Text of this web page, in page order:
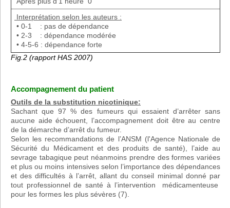
Interprétation selon les auteurs :
• 0-1 : pas de dépendance
• 2-3 : dépendance modérée
• 4-5-6 : dépendance forte
Fig.2 (rapport HAS 2007)
Accompagnement du patient
Outils de la substitution nicotinique:
Sachant que 97 % des fumeurs qui essaient d’arrêter sans
aucune aide échouent, l’accompagnement doit être au centre
de la démarche d’arrêt du fumeur.
Selon les recommandations de l’ANSM (l'Agence Nationale de
Sécurité du Médicament et des produits de santé), l’aide au
sevrage tabagique peut néanmoins prendre des formes variées
et plus ou moins intensives selon l’importance des dépendances
et des difficultés à l’arrêt, allant du conseil minimal donné par
tout professionnel de santé à l’intervention médicamenteuse
pour les formes les plus sévères (7).